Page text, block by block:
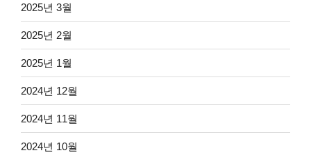
2025년 3월
2025년 2월
2025년 1월
2024년 12월
2024년 11월
2024년 10월